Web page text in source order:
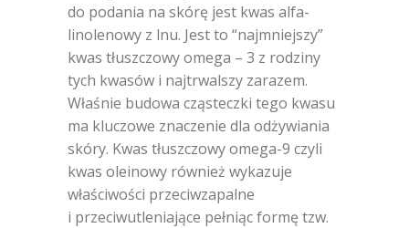
do podania na skórę jest kwas alfa-
linolenowy z lnu. Jest to “najmniejszy”
kwas tłuszczowy omega – 3 z rodziny
tych kwasów i najtrwalszy zarazem.
Właśnie budowa cząsteczki tego kwasu
ma kluczowe znaczenie dla odżywiania
skóry. Kwas tłuszczowy omega-9 czyli
kwas oleinowy również wykazuje
właściwości przeciwzapalne
i przeciwutleniające pełniąc formę tzw.